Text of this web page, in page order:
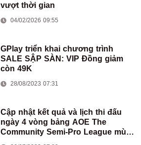
vượt thời gian
04/02/2026 09:55
GPlay triển khai chương trình
SALE SẬP SÀN: VIP Đồng giảm
còn 49K
28/08/2023 07:31
Cập nhật kết quả và lịch thi đấu
ngày 4 vòng bảng AOE The
Community Semi-Pro League mùa